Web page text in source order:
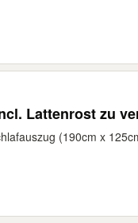
Lattenrost zu
(190cm x